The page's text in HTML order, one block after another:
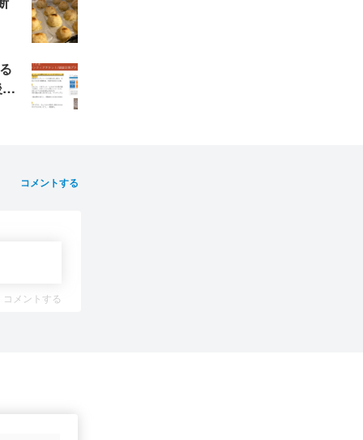
コメントする
コメントする